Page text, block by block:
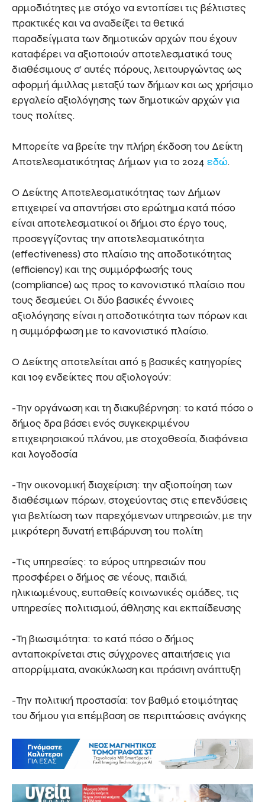
αρμοδιότητες με στόχο να εντοπίσει τις βέλτιστες
πρακτικές και να αναδείξει τα θετικά
παραδείγματα των δημοτικών αρχών που έχουν
καταφέρει να αξιοποιούν αποτελεσματικά τους
διαθέσιμους σ’ αυτές πόρους, λειτουργώντας ως
αφορμή άμιλλας μεταξύ των δήμων και ως χρήσιμο
εργαλείο αξιολόγησης των δημοτικών αρχών για
τους πολίτες.
Μπορείτε να βρείτε την πλήρη έκδοση του Δείκτη
Αποτελεσματικότητας Δήμων για το 2024 εδώ.
Ο Δείκτης Αποτελεσματικότητας των Δήμων
επιχειρεί να απαντήσει στο ερώτημα κατά πόσο
είναι αποτελεσματικοί οι δήμοι στο έργο τους,
προσεγγίζοντας την αποτελεσματικότητα
(effectiveness) στο πλαίσιο της αποδοτικότητας
(efficiency) και της συμμόρφωσής τους
(compliance) ως προς το κανονιστικό πλαίσιο που
τους δεσμεύει. Οι δύο βασικές έννοιες
αξιολόγησης είναι η αποδοτικότητα των πόρων και
η συμμόρφωση με το κανονιστικό πλαίσιο.
Ο Δείκτης αποτελείται από 5 βασικές κατηγορίες
και 109 ενδείκτες που αξιολογούν:
-Την οργάνωση και τη διακυβέρνηση: το κατά πόσο ο
δήμος δρα βάσει ενός συγκεκριμένου
επιχειρησιακού πλάνου, με στοχοθεσία, διαφάνεια
και λογοδοσία
-Την οικονομική διαχείριση: την αξιοποίηση των
διαθέσιμων πόρων, στοχεύοντας στις επενδύσεις
για βελτίωση των παρεχόμενων υπηρεσιών, με την
μικρότερη δυνατή επιβάρυνση του πολίτη
-Τις υπηρεσίες: το εύρος υπηρεσιών που
προσφέρει ο δήμος σε νέους, παιδιά,
ηλικιωμένους, ευπαθείς κοινωνικές ομάδες, τις
υπηρεσίες πολιτισμού, άθλησης και εκπαίδευσης
-Τη βιωσιμότητα: το κατά πόσο ο δήμος
ανταποκρίνεται στις σύγχρονες απαιτήσεις για
απορρίμματα, ανακύκλωση και πράσινη ανάπτυξη
-Την πολιτική προστασία: τον βαθμό ετοιμότητας
του δήμου για επέμβαση σε περιπτώσεις ανάγκης